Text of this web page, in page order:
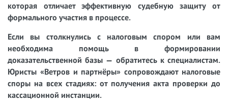
которая отличает эффективную судебную защиту от
формального участия в процессе.
Если вы столкнулись с налоговым спором или вам
необходима помощь в формировании
доказательственной базы — обратитесь к специалистам.
Юристы «Ветров и партнёры» сопровождают налоговые
споры на всех стадиях: от получения акта проверки до
кассационной инстанции.